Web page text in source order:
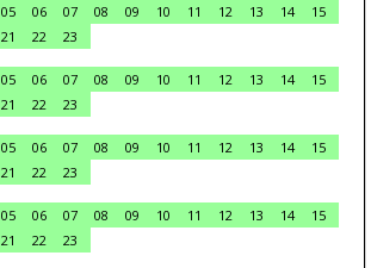
05 06 07 08 09 10 11 12 13 14
15
21 22
23
05 06 07 08 09 10 11 12 13 14
15
21 22
23
05 06 07 08 09 10 11 12 13 14
15
21 22
23
05 06 07 08 09 10 11 12 13 14
15
21 22
23